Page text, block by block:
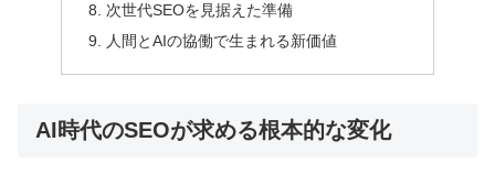
次世代SEOを見据えた準備
人間とAIの協働で生まれる新価値
AI時代のSEOが求める根本的な変化